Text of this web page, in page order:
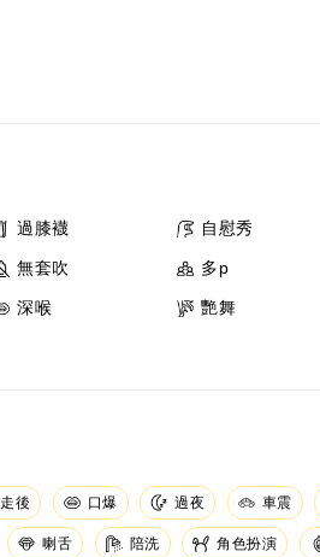
過膝襪 自慰秀
無套吹 多p
深喉 艷舞
走後 口爆 過夜 車震
喇舌 陪洗 角色扮演